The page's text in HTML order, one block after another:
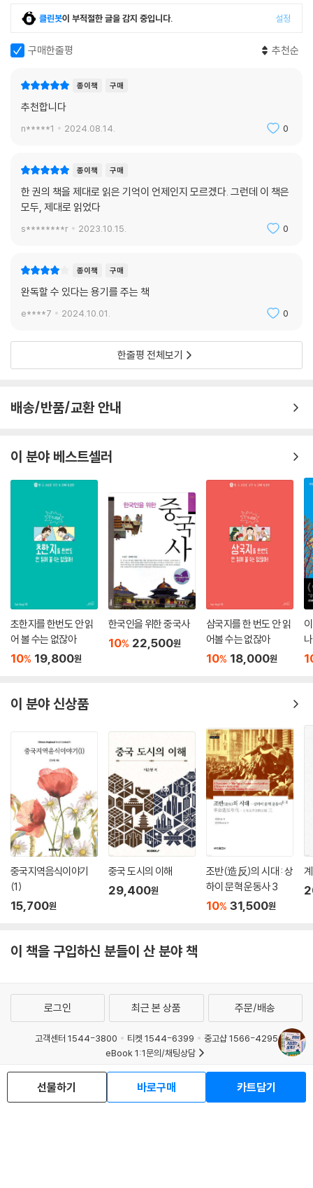
한자의 어머니인 갑골문자를 만든 상(商)나라
유교의 틀을 만든 주(周)나라
춘추시대의 영웅들 Part 2: 복수의 화신, 오자서(伍子胥)
진(晉)나라가 붕괴하면서 전국시대 헬게이트, 열리다
진(秦)나라, 중국 대륙의 원톱 강자로 떠오르다
서서히 무너지는 진나라
영화로 보는 중국사 | 영웅
초한지와 항우, 유방의 대결
겨우 건국한 한(漢)나라, 그러나 계속되는 시련
중국 역사의 아버지, 사마천(司馬遷) 등장하다
다시 시작된 한나라, 후한(後漢)… 그러다 또 망하다
세상이 세 나라로 갈리다! 삼국지의 시대
정사(正史) 삼국지의 최종 승자는 유비가 아니다
드디어, 적벽대전!
삼국지의 최종 승자는? 유비도 조조도 아닌 사마의!
영화로 보는 중국사 | 적벽대전
제일 헷갈리는 ‘오호십육국(五胡十六國) 시대’
혼란의 틈을 타고 불교, 중국으로 들어오다
남북조(南北朝) 시대는 또 뭐야?
중국 역사상 최강의 제국, 당나라 탄생하다!
실패한 고구려 원정
여자 황제가 등장하다! 측천무후
당현종과 양귀비의 로맨스
양귀비, 당나라 몰락의 원인이 되다
당나라, 멸망하다
영화로 보는 중국사 | 황후화
5장 돈으로 산 평화 그리고 몽골의 원
중국사 마지막 막장 드라마, 5대10국!
송나라, 개판의 중국을 교통 정리하고 다시 중국을 통일하다
송나라, 멸망하다
남송(南宋)으로 겨우 생명을 이어가는 송나라
원나라, 100년도 못 되어 멸망하다
홍건적의 난 발발
6장 명나라와 대륙을 차지한 만주족
주원장, 거지가 황제 되다
클린봇이 부적절한 글을 감지 중입니다. 설정
구매한줄평 추천순
종이책 구매
추천합니다
n*****1 2024.08.14. 0
종이책 구매
한 권의 책을 제대로 읽은 기억이 언제인지 모르겠다. 그런데 이 책은
모두, 제대로 읽었다
s********r 2023.10.15. 0
종이책 구매
완독할 수 있다는 용기를 주는 책
e****7 2024.10.01. 0
한줄평 전체보기
배송/반품/교환 안내
이 분야 베스트셀러
초한지를 한번도 안 읽
어 볼 수는 없잖아
10% 19,800원
한국인을 위한 중국사
10% 22,500원
삼국지를 한 번도 안 읽
어볼 수는 없잖아
10% 18,000원
이 분야 신상품
중국지역음식이야기
(1)
15,700원
중국 도시의 이해
29,400원
조반(造反)의 시대 : 상
하이 문혁 운동사 3
10% 31,500원
이 책을 구입하신 분들이 산 분야 책
선물하기 바로구매 카트담기
로그인 최근 본 상품 주문/배송
고객센터 1544-3800 티켓 1544-6399
중고샵 1566-4295
eBook 1:1문의/채팅상담
예스이십사(주) 사업자 정보
이용약관
개인정보처리방침
청소년보호정책